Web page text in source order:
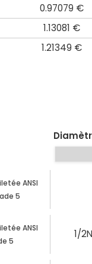
0.97079 €
1.13081 €
1.21349 €
ANSI
5
ANSI
5
1/